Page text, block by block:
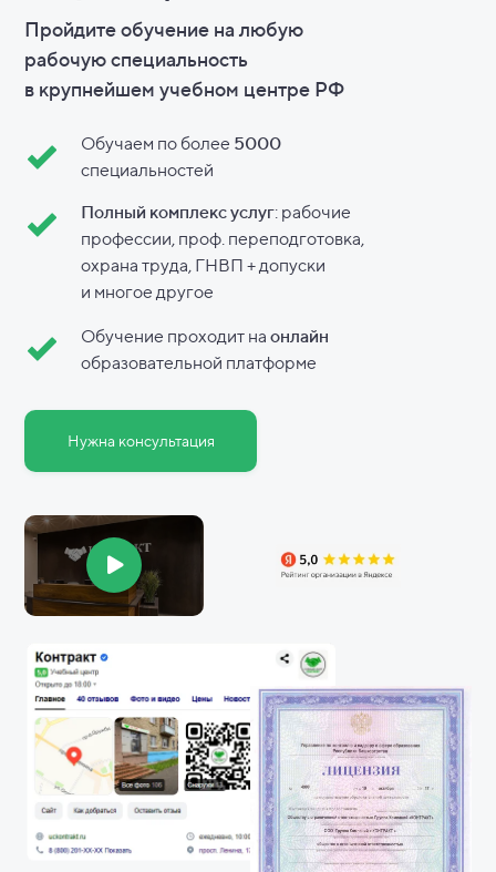
Нужна консультация
Пройдите обучение на любую
рабочую специальность
в крупнейшем учебном центре РФ
Обучаем по более 5000
специальностей
Обучение проходит наонлайн
образовательной платформе
Полный комплекс услуг: рабочие
профессии, проф. переподготовка,
охрана труда, ГНВП + допуски
и многое другое